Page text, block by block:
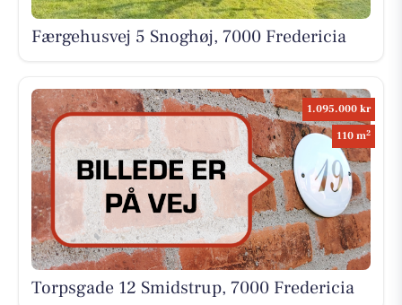
Færgehusvej 5 Snoghøj, 7000 Fredericia
1.095.000 kr
110 m2
Torpsgade 12 Smidstrup, 7000 Fredericia